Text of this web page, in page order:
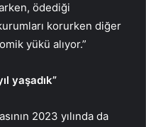
ödediği
korurken diğer
yükü alıyor.”
yaşadık”
2023 yılında da